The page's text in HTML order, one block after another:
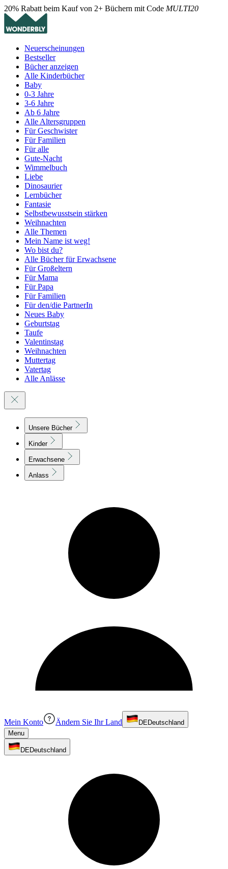
20% Rabatt beim Kauf von 2+ Büchern mit Code MULTI20
Neuerscheinungen
Bestseller
Bücher anzeigen
Alle Kinderbücher
Baby
0-3 Jahre
3-6 Jahre
Ab 6 Jahre
Alle Altersgruppen
Für Geschwister
Für Familien
Für alle
Gute-Nacht
Wimmelbuch
Liebe
Dinosaurier
Lernbücher
Fantasie
Selbstbewusstsein stärken
Weihnachten
Alle Themen
Mein Name ist weg!
Wo bist du?
Alle Bücher für Erwachsene
Für Großeltern
Für Mama
Für Papa
Für Familien
Für den/die PartnerIn
Neues Baby
Geburtstag
Taufe
Valentinstag
Weihnachten
Muttertag
Vatertag
Alle Anlässe
Unsere Bücher
Kinder
Erwachsene
Anlass
Mein Konto Ändern Sie Ihr Land DEDeutschland
Menu
DEDeutschland